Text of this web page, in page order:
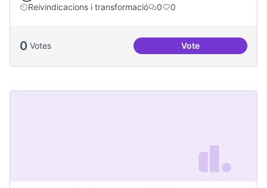
Reivindicacions i transformació
0 0
0 Votes VoteJornades de Salut